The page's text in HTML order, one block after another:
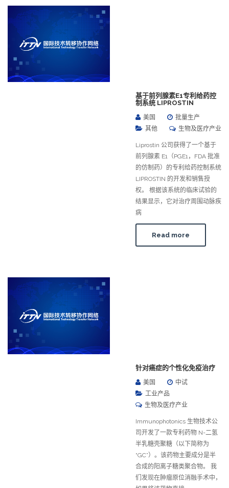
基于前列腺素E1专利给药控
制系统 LIPROSTIN
美国
批量生产
其他
生物及医疗产业
Liprostin 公司获得了一个基于
前列腺素 E1（PGE1，FDA 批准
的仿制药）的专利给药控制系统
LIPROSTIN 的开发和销售授
权。 根据该系统的临床试验的
结果显示，它对治疗周围动脉疾
病
Read more
针对癌症的个性化免疫治疗
美国
中试
工业产品
生物及医疗产业
Immunophotonics 生物技术公
司开发了一款专利药物 N-二氢
半乳糖壳聚糖（以下简称为
“GC”）。该药物主要成分是半
合成的阳离子糖类聚合物。 我
们发现在肿瘤原位消融手术中，